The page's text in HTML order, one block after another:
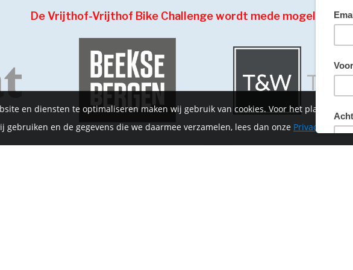
De Vrijthof-Vrijthof Bike Challenge wordt mede mogelijk
en diensten te optimaliseren maken wij gebruik van cookies. Voor het plaatsen
en de gegevens die we daarmee verzamelen, lees dan onze